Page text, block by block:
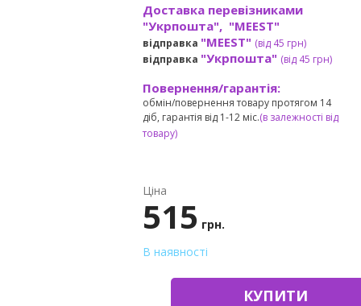
Доставка перевізниками
"Укрпошта", "MEEST"
відправка "MEEST" (від 45 грн)
відправка "Укрпошта" (від 45 грн)
Повернення/гарантія:
обмін/повернення товару протягом 14
діб, гарантія від 1-12 міс.(в залежності від
товару)
Ціна
515 грн.
В наявності
КУПИТИ